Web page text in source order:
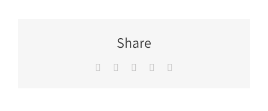
Share
Facebook
Twitter
LinkedIn
Pinterest